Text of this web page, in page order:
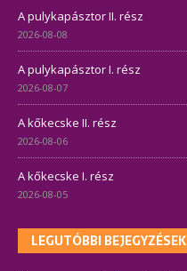
A pulykapásztor II. rész
2026-08-08
A pulykapásztor I. rész
2026-08-07
A kőkecske II. rész
2026-08-06
A kőkecske I. rész
2026-08-05
LEGUTÓBBI BEJEGYZÉSEK